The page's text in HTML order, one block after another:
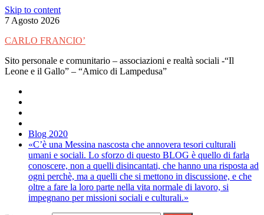
Skip to content
7 Agosto 2026
CARLO FRANCIO’
Sito personale e comunitario – associazioni e realtà sociali -“Il
Leone e il Gallo” – “Amico di Lampedusa”
Blog 2020
«C’è una Messina nascosta che annovera tesori culturali
umani e sociali. Lo sforzo di questo BLOG è quello di farla
conoscere, non a quelli disincantati, che hanno una risposta ad
ogni perchè, ma a quelli che si mettono in discussione, e che
oltre a fare la loro parte nella vita normale di lavoro, si
impegnano per missioni sociali e culturali.»